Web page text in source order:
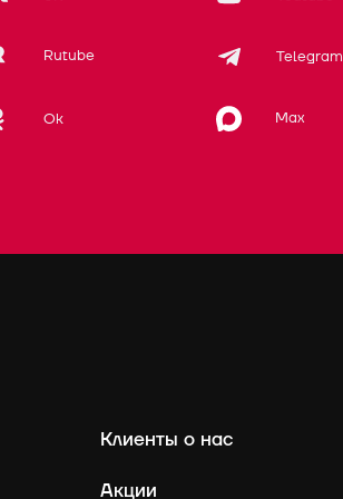
Rutube Telegram
Ok Max
Клиенты о нас
Акции